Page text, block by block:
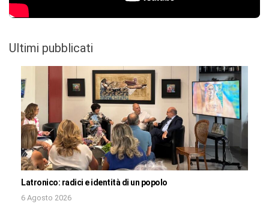
Ultimi pubblicati
Latronico: radici e identità di un popolo
6 Agosto 2026